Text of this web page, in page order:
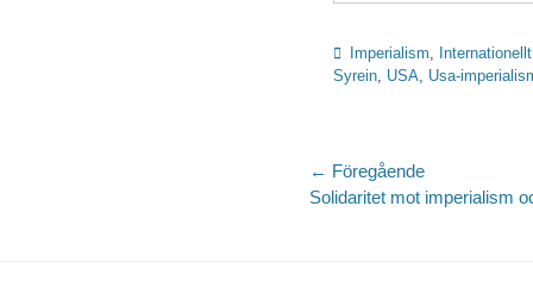
Kategorier
Imperialism
Internationellt
Syrein USA Usa-
← Föregående
Föregående
Solidaritet mot imperialism